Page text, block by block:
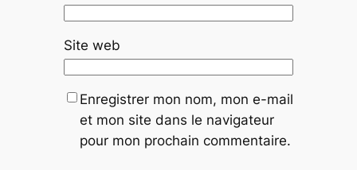
Site web
Enregistrer mon nom, mon e-mail
et mon site dans le navigateur
pour mon prochain commentaire.